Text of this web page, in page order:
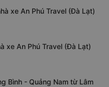
xe An Phú Travel (Đà Lạt)
xe An Phú Travel (Đà Lạt)
Bình - Quảng Nam từ Lâm